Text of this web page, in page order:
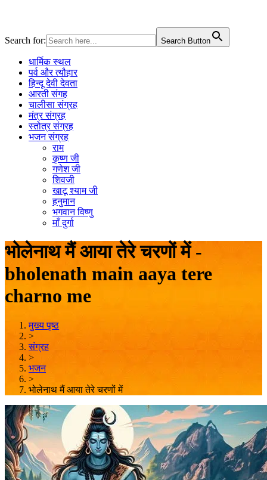
Search for: Search Button
धार्मिक स्थल
पर्व और त्यौहार
हिन्दू देवी देवता
आरती संगह
चालीसा संग्रह
मंत्र संग्रह
स्तोत्र संग्रह
भजन संग्रह
राम
कृष्ण जी
गणेश जी
शिवजी
खाटू श्याम जी
हनुमान
भगवान विष्णु
माँ दुर्गा
भोलेनाथ मैं आया तेरे चरणों में -
bholenath main aaya tere
charno me
मुख्य पृष्ठ
>
संग्रह
>
भजन
>
भोलेनाथ मैं आया तेरे चरणों में